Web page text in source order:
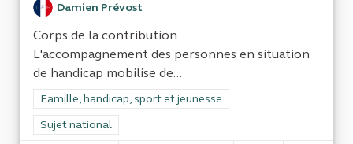
Damien Prévost
Corps de la contribution
L'accompagnement des personnes en situation
de handicap mobilise de...
Filtrer les résultats de la catégorie : Famille, handicap, sport
Famille, handicap, sport et jeunesse
Filtrer les résultats pour le secteur : Sujet national
Sujet national